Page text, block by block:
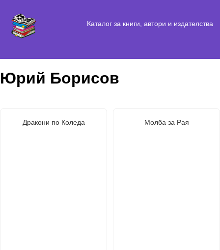
Каталог за книги, автори и издателства
Юрий Борисов
Дракони по Коледа Молба за Рая